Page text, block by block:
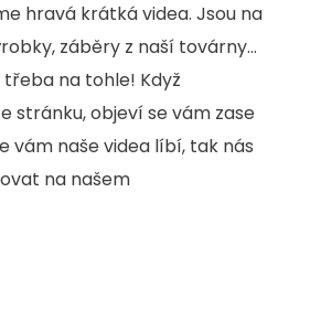
hravá krátká videa. Jsou na
záběry z naší továrny...
na tohle! Když
stránku, objeví se vám zase
vám naše videa líbí, tak nás
na našem